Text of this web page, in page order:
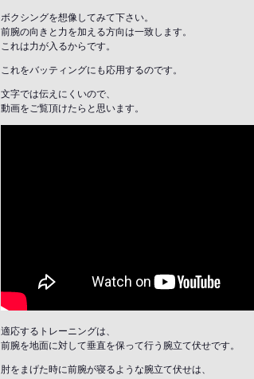
ボクシングを想像してみて下さい。
前腕の向きと力を加える方向は一致します。
これは力が入るからです。
これをバッティングにも応用するのです。
文字では伝えにくいので、
動画をご覧頂けたらと思います。
適応するトレーニングは、
前腕を地面に対して垂直を保って行う腕立て伏せです。
肘をまげた時に前腕が寝るような腕立て伏せは、